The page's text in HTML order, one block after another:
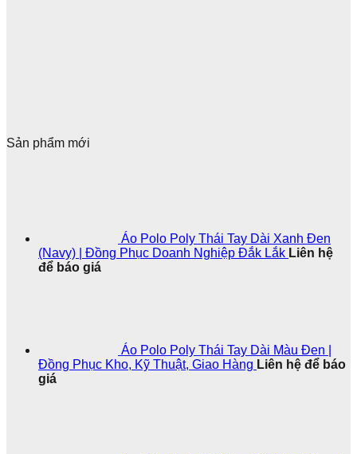
Sản phẩm mới
Áo Polo Poly Thái Tay Dài Xanh Đen
(Navy) | Đồng Phục Doanh Nghiệp Đắk Lắk Liên hệ
để báo giá
Áo Polo Poly Thái Tay Dài Màu Đen |
Đồng Phục Kho, Kỹ Thuật, Giao Hàng Liên hệ để báo
giá